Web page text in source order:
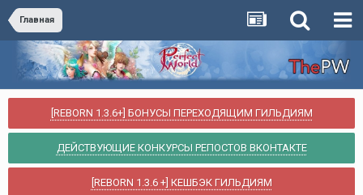
Главная
[REBORN 1.3.6+] БОНУСЫ ПЕРЕХОДЯЩИМ ГИЛЬДИЯМ
ДЕЙСТВУЮЩИЕ КОНКУРСЫ РЕПОСТОВ ВКОНТАКТЕ
[REBORN 1.3.6 +] КЕШБЭК ГИЛЬДИЯМ